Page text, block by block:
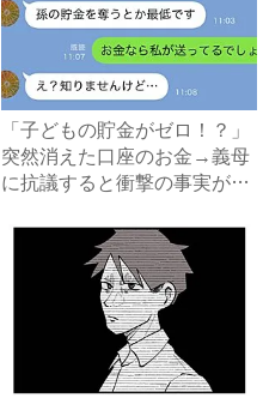
「子どもの貯金がゼロ！？」
突然消えた口座のお金→義母
に抗議すると衝撃の事実が判